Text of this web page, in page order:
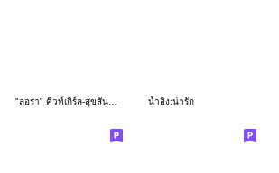
น้ำอิง:น่ารัก